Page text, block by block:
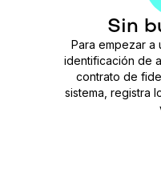
Sin
Para empezar a
identificación de
contrato de
sistema, registra